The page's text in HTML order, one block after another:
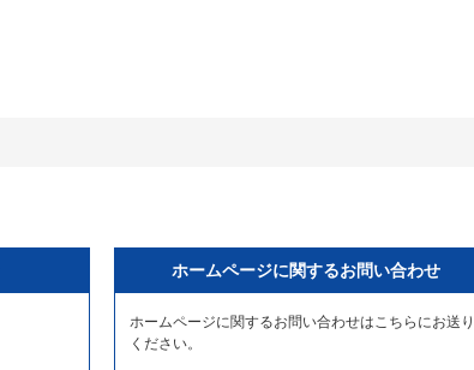
ホームページに関するお問い合わせ
ホームページに関するお問い合わせはこちらにお送り
ください。